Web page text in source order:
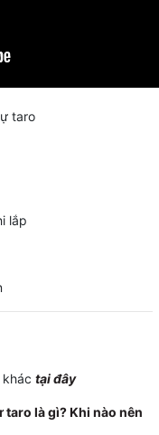
taro
lắp
tại đây
taro là gì? Khi nào nên